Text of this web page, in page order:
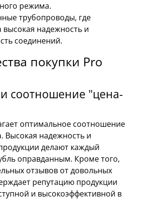
режима.
трубопроводы, где
надежность и
соединений.
покупки Pro
соотношение "цена-
оптимальное соотношение
Высокая надежность и
делают каждый
оправданным. Кроме того,
отзывов от довольных
репутацию продукции
и высокоэффективной в